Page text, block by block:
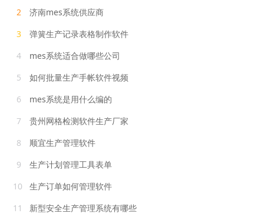
2
济南mes系统供应商
3
弹簧生产记录表格制作软件
4
mes系统适合做哪些公司
5
如何批量生产手帐软件视频
6
mes系统是用什么编的
7
贵州网格检测软件生产厂家
8
顺宜生产管理软件
9
生产计划管理工具表单
10
生产订单如何管理软件
11
新型安全生产管理系统有哪些